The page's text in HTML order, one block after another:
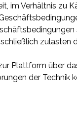
im Verhältnis zu
zulasten
Plattform über
der Technik